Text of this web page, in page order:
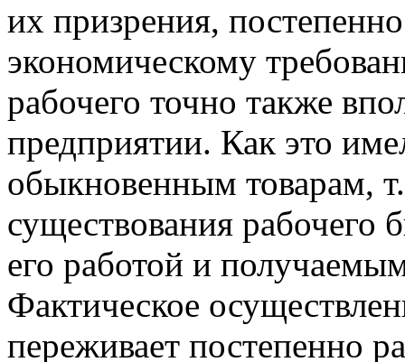
их призрения,
экономическому
рабочего точно также
предприятии. Как это
обыкновенным товарам,
существования
его работой и
Фактическое
переживает постепенно